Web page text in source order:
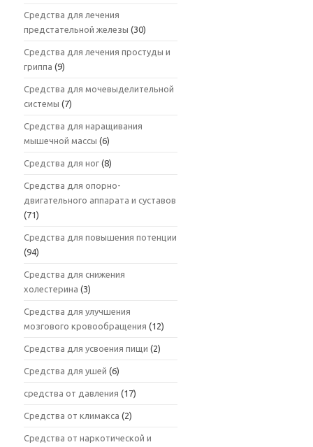
Средства для лечения
предстательной железы (30)
Средства для лечения простуды и
гриппа (9)
Средства для мочевыделительной
системы (7)
Средства для наращивания
мышечной массы (6)
Средства для ног (8)
Средства для опорно-
двигательного аппарата и суставов
(71)
Средства для повышения потенции
(94)
Средства для снижения
холестерина (3)
Средства для улучшения
мозгового кровообращения (12)
Средства для усвоения пищи (2)
Средства для ушей (6)
средства от давления (17)
Средства от климакса (2)
Средства от наркотической и